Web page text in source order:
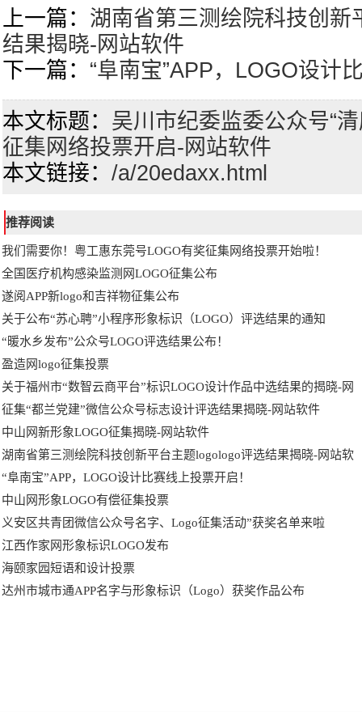
上一篇： 湖南省第三测绘院科技创新
结果揭晓-网站软件
下一篇： “阜南宝”APP，LOGO设计
本文标题： 吴川市纪委监委公众号“
征集网络投票开启-网站软件
本文链接： /a/20edaxx.html
推荐阅读
我们需要你！粤工惠东莞号LOGO有奖征集网络投票开始啦！
全国医疗机构感染监测网LOGO征集公布
遂阅APP新logo和吉祥物征集公布
关于公布“苏心聘”小程序形象标识（LOGO）评选结果的通知
“暖水乡发布”公众号LOGO评选结果公布！
盈造网logo征集投票
关于福州市“数智云商平台”标识LOGO设计作品中选结果的揭晓-网
征集“都兰党建”微信公众号标志设计评选结果揭晓-网站软件
中山网新形象LOGO征集揭晓-网站软件
湖南省第三测绘院科技创新平台主题logologo评选结果揭晓-网站软
“阜南宝”APP，LOGO设计比赛线上投票开启！
中山网形象LOGO有偿征集投票
义安区共青团微信公众号名字、Logo征集活动”获奖名单来啦
江西作家网形象标识LOGO发布
海颐家园短语和设计投票
达州市城市通APP名字与形象标识（Logo）获奖作品公布